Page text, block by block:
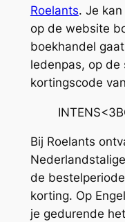
Roelants. Je
op de website
boekhandel
ledenpas, op de
kortingscode
Bij Roelants
de
korting. Op
je gedurende